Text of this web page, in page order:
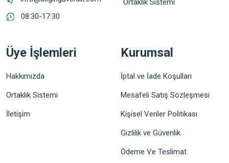
08:30-17:30
Ortaklık Sistemi
Üye İşlemleri
Hakkımızda
Ortaklık Sistemi
İletişim
Kurumsal
İptal ve İade Koşulları
Mesafeli Satış Sözleşmesi
Kişisel Veriler Politikası
Gizlilik ve Güvenlik
Ödeme Ve Teslimat